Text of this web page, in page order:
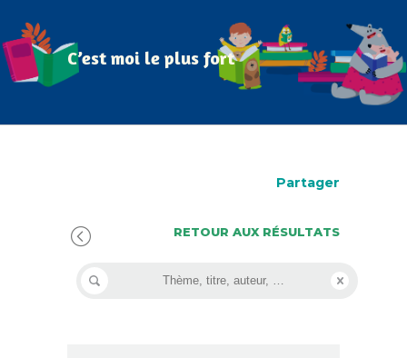
C’est moi le plus fort
Partager
RETOUR AUX RÉSULTATS